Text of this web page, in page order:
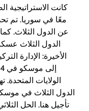
كانت الاستراتيجية
معًا في سوريا. تم
عن الدول الثلاث.
الدول الثلاث
الأخيرة: الإدارة
الولايات المتحدة.
الدول الثلاث في
تأجيل هنا. الحل